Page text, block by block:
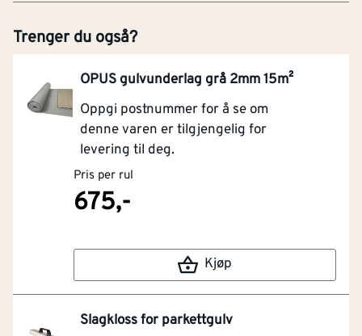
Trenger du også?
OPUS gulvunderlag grå 2mm 15m²
Oppgi postnummer for å se om
denne varen er tilgjengelig for
levering til deg.
Pris per rul
675,-
Kjøp
Slagkloss for parkettgulv